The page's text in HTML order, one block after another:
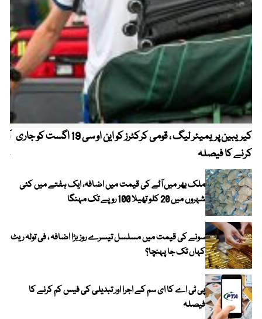
کیریبین پریمیئر لیگ ، قومی کرکٹرز کو این او سی 19 اگست کو جاری
کرنے کا فیصلہ
ملک بھر میں آٹے کی قیمت میں اضافہ، ایک ہفتے میں کئی
شہروں میں 20 کلو تھیلا 100 روپے تک مہنگا
سونے کی قیمت میں مسلسل تیسرے روز بڑا اضافہ ، فی تولہ ریٹ
کہاں تک جا پہنچا؟
پی ٹی اے کا ای سم کے اجرا اور تبدیلی کی فیس کم کرنے کا
فیصلہ